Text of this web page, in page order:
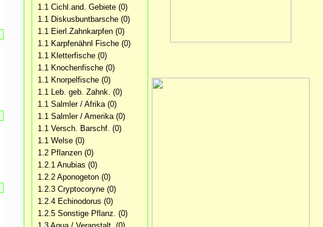
1.1 Cichl.and. Gebiete (0)
1.1 Diskusbuntbarsche (0)
1.1 Eierl.Zahnkarpfen (0)
1.1 Karpfenähnl Fische (0)
1.1 Kletterfische (0)
1.1 Knochenfische (0)
1.1 Knorpelfische (0)
1.1 Leb. geb. Zahnk. (0)
1.1 Salmler / Afrika(0)
1.1 Salmler / Amerika(0)
1.1 Versch. Barschf. (0)
1.1 Welse (0)
1.2 Pflanzen (0)
1.2.1 Anubias (0)
1.2.2 Aponogeton (0)
1.2.3 Cryptocoryne (0)
1.2.4 Echinodorus (0)
1.2.5 Sonstige Pflanz. (0)